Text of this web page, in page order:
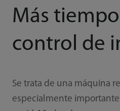
Más
control de
Se trata de una máquina
especialmente